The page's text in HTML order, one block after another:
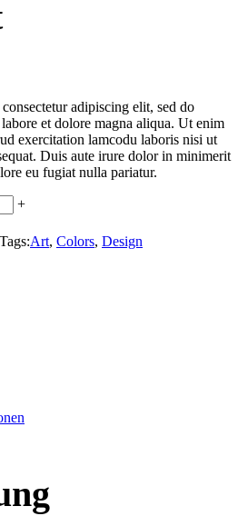
adipiscing elit, sed do
et dolore magna aliqua. Ut enim
exercitation lamcodu laboris nisi ut
Duis aute irure dolor in minimerit
eu fugiat nulla pariatur.
+
Tags:Art, Colors, Design